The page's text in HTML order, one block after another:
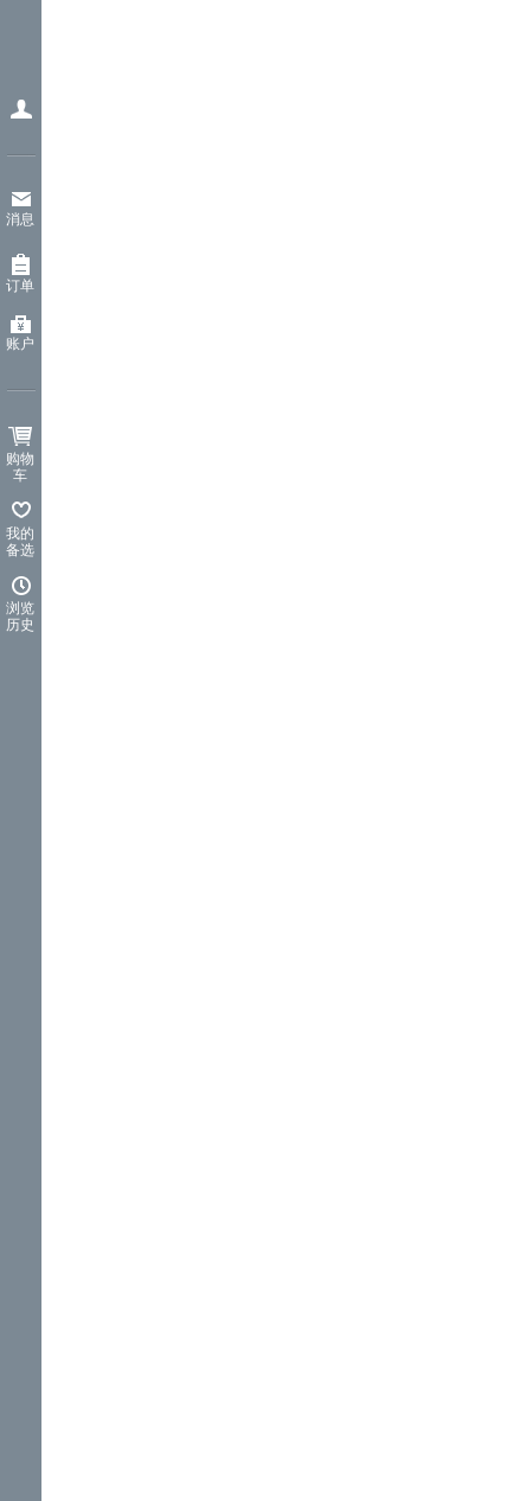
消息
订单
账户
购物
车
我的
备选
浏览
历史